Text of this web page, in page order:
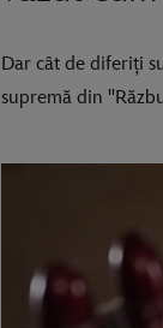
Dar cât de diferiți
supremă din